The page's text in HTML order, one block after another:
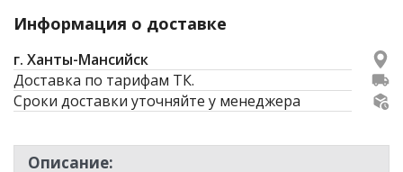
Информация о доставке
г. Ханты-Мансийск
Доставка по тарифам ТК.
Сроки доставки уточняйте у менеджера
Описание: